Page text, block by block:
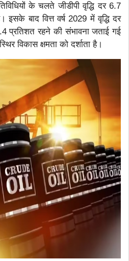
के चलते जीडीपी वृद्धि दर 6.7
बाद वित्त वर्ष 2029 में वृद्धि दर
प्रतिशत रहने की संभावना जताई गई
विकास क्षमता को दर्शाता है।